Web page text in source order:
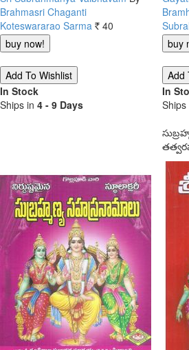
Brahmasri Chaganti
Koteswararao Sarma Rs. 40
In Stock
Ships in 4 - 9 Days
In
Ships